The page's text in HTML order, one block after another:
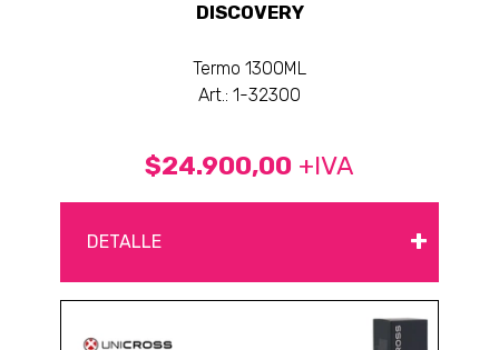
DISCOVERY
Termo 1300ML
Art.: 1-32300
$24.900,00 +IVA
DETALLE +